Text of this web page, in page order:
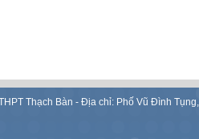
Thạch Bàn - Địa chỉ: Phố Vũ Đình